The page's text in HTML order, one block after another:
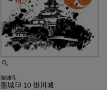
御城印
墨城印 10 掛川城